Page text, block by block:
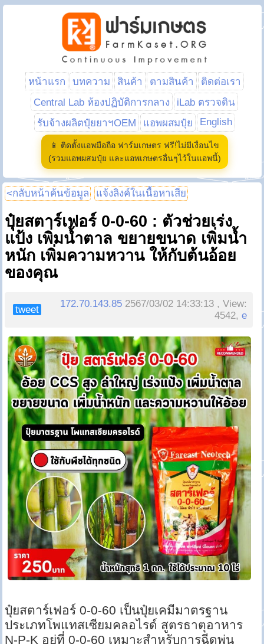
หน้าแรก บทความ สินค้า ตามสินค้า
ติดต่อเรา
Central Lab ห้องปฏิบัติการกลาง
iLab ตรวจดิน
รับจ้างผลิตปุ๋ยยาฯOEM
แอพผสมปุ๋ย English
📱 ติดตั้งแอพมือถือ ฟาร์มเกษตร ฟรี!ไม่มีเงื่อนไข
(รวมแอพผสมปุ๋ย และแอพเกษตรอื่นๆไว้ในแอพนี้)
<กลับหน้าค้นข้อมูล แจ้งลิงค์ในเนื้อหาเสีย
ปุ๋ยสตาร์เฟอร์ 0-0-60 : ตัวช่วยเร่ง
แป้ง เพิ่มน้ำตาล ขยายขนาด เพิ่มน้ำ
หนัก เพิ่มความหวาน ให้กับต้นอ้อย
ของคุณ
tweet
172.70.143.85 2567/03/02 14:33:13 , View:
4542,e
ปุ๋ยสตาร์เฟอร์ 0-0-60 เป็นปุ๋ยเคมีมาตรฐาน
ประเภทโพแทสเซียมคลอไรด์ สูตรธาตุอาหาร
N-P-K อยู่ที่ 0-0-60 เหมาะสำหรับการฉีดพ่น